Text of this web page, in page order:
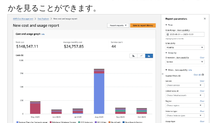
かを見ることができます。